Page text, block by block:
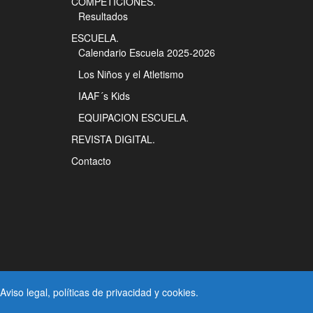
Resultados
ESCUELA.
Calendario Escuela 2025-2026
Los Niños y el Atletismo
IAAF´s Kids
EQUIPACION ESCUELA.
REVISTA DIGITAL.
Contacto
Aviso legal, políticas de privacidad y cookies.